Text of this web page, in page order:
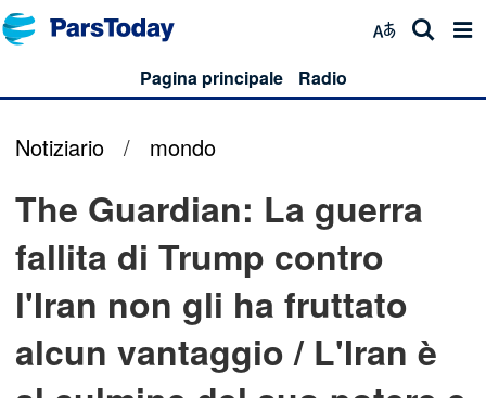
Pagina principale Radio
Notiziario / mondo
The Guardian: La guerra
fallita di Trump contro
l'Iran non gli ha fruttato
alcun vantaggio / L'Iran è